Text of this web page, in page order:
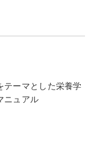
テーマとした栄養学
ニュアル